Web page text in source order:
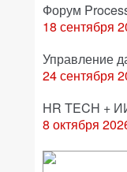
Форум
18 сентября
Управление
24 сентября
HR TECH +
8 октября